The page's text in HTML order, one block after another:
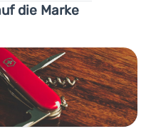
die Marke